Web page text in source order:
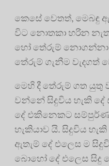
කෙසේ වෙතත්, මෙබඳු
විට නොතකා හරින
හෝ තේරුම්
තේරුම් ගැනීම වැදගත්
මෙහි දී තේරුම් ගත යුතු
වන්නේ සිදුවිය හැකි
දේ එකිනෙකට
හැකියාව යි. සිදුවිය
ඇතැම් දේ එලෙස ම
බොහෝ දේ එලෙස සිදු